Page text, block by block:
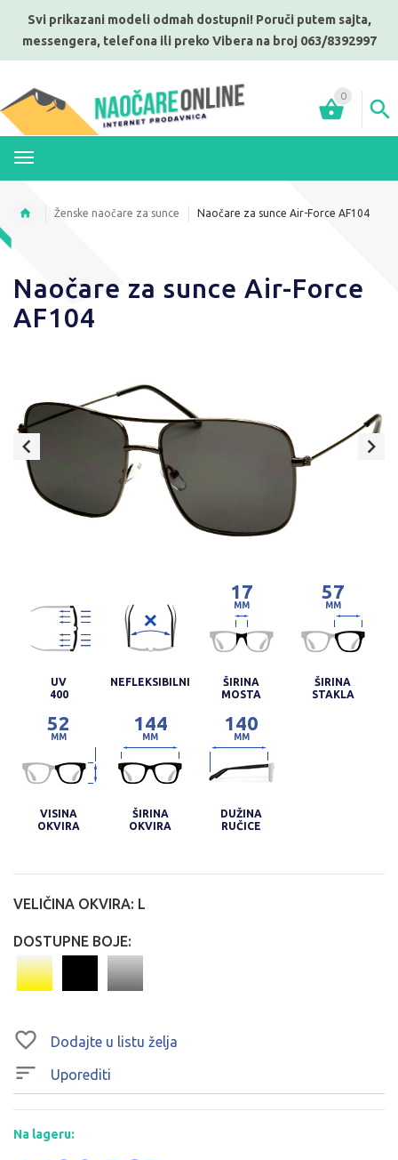
Svi prikazani modeli odmah dostupni! Poruči putem sajta,
messengera, telefona ili preko Vibera na broj 063/8392997
0
Ženske naočare za sunce Naočare za sunce Air-Force AF104
Naočare za sunce Air-Force
AF104
UV
400
NEFLEKSIBILNI
17
MM
ŠIRINA
MOSTA
57
MM
ŠIRINA
STAKLA
52
MM
VISINA
OKVIRA
144
MM
ŠIRINA
OKVIRA
140
MM
DUŽINA
RUČICE
VELIČINA OKVIRA: L
DOSTUPNE BOJE:
Dodajte u listu želja
Uporediti
Na lageru: